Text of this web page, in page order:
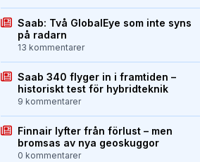
Saab: Två GlobalEye som inte syns
på radarn
13 kommentarer
Saab 340 flyger in i framtiden –
historiskt test för hybridteknik
9 kommentarer
Finnair lyfter från förlust – men
bromsas av nya geoskuggor
0 kommentarer